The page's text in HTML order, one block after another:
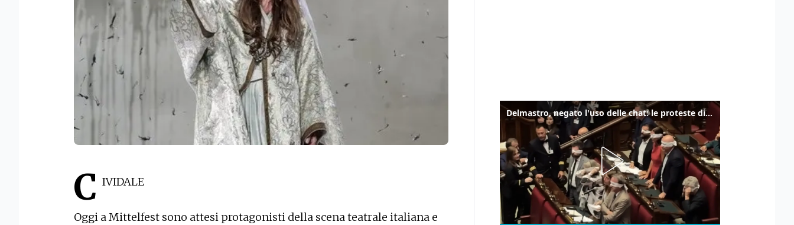
C IVIDALE
Oggi a Mittelfest sono attesi protagonisti della scena teatrale italiana e
Delmastro, negato l'uso delle chat: le proteste di Avs e M5s